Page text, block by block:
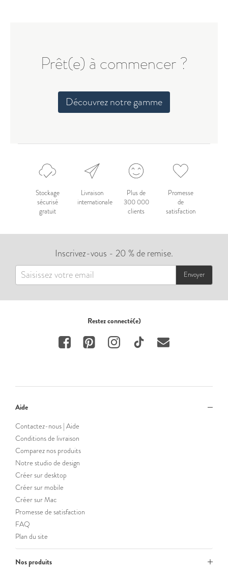
Prêt(e) à commencer ?
Découvrez notre gamme
Stockage
sécurisé
gratuit
Livraison
internationale
Plus de
300 000
clients
Promesse
de
satisfaction
Inscrivez-vous - 20 % de remise.
Envoyer
Restez connecté(e)
Aide
Contactez-nous | Aide
Conditions de livraison
Comparez nos produits
Notre studio de design
Créer sur desktop
Créer sur mobile
Créer sur Mac
Promesse de satisfaction
FAQ
Plan du site
Nos produits